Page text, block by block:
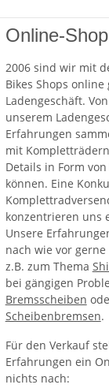
Online-Shop
2006 sind wir mit
Bikes Shops
Ladengeschäft.
unserem
Erfahrungen
mit
Details in Form
können. Eine
konzentrieren uns
Unsere
nach wie vor
z.B. zum Thema
bei gängigen
Bremsscheiben
Scheibenbremsen.
Für den Verkauf
Erfahrungen ein
nichts nach: